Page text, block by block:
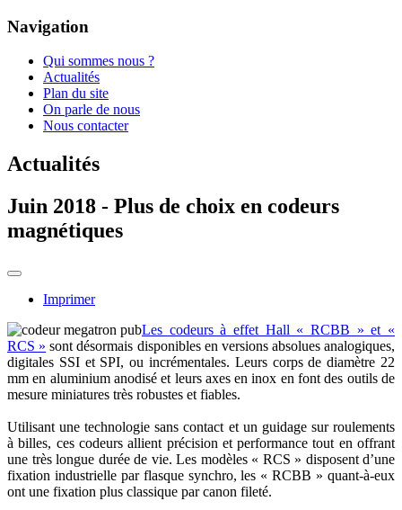
Navigation
Qui sommes nous ?
Actualités
Plan du site
On parle de nous
Nous contacter
Actualités
Juin 2018 - Plus de choix en codeurs
magnétiques
Imprimer
Les codeurs à effet Hall « RCBB » et «
RCS » sont désormais disponibles en versions absolues analogiques,
digitales SSI et SPI, ou incrémentales. Leurs corps de diamètre 22
mm en aluminium anodisé et leurs axes en inox en font des outils de
mesure miniatures très robustes et fiables.
Utilisant une technologie sans contact et un guidage sur roulements
à billes, ces codeurs allient précision et performance tout en offrant
une très longue durée de vie. Les modèles « RCS » disposent d’une
fixation industrielle par flasque synchro, les « RCBB » quant-à-eux
ont une fixation plus classique par canon fileté.